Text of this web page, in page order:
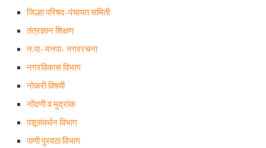
जिल्हा परिषद-पंचायत समिती
तंत्रज्ञान शिक्षण
न.पा- मनपा- नगररचना
नगरविकास विभाग
नोकरी विषयी
नोंदणी व मुद्रांक
पशूसंवर्धन विभाग
पाणी पुरवठा विभाग